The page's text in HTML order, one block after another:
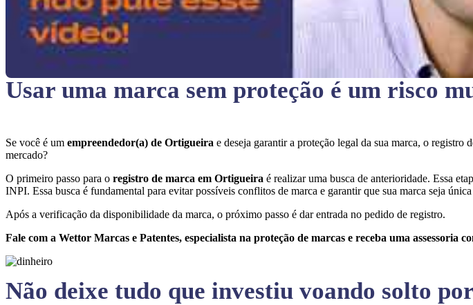
Usar uma marca sem proteção é um risco
Se você é um empreendedor(a) de Ortigueira e deseja garantir a proteção legal da sua marca, o registro
mercado?
O primeiro passo para o registro de marca em Ortigueira é realizar uma busca de anterioridade. Essa
INPI. Essa busca é fundamental para evitar possíveis conflitos de marca e garantir que sua marca seja
Após a verificação da disponibilidade da marca, o próximo passo é dar entrada no pedido de registro.
Fale com a Wettor Marcas e Patentes, especialista na proteção de marcas e receba uma assessoria
Não deixe tudo que investiu voando solto